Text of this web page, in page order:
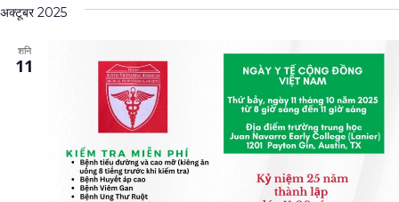
अक्टूबर 2025
शनि
11